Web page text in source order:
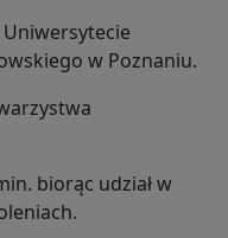
Uniwersytecie
w Poznaniu.
biorąc udział w